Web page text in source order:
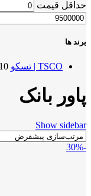
حداقل قیمت
برند ها
TSCO | تسکو 10
پاور بانک
Show sidebar
-30%